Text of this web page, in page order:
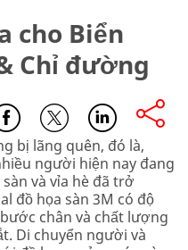
cho Biển
Chỉ đường
bị lãng quên, đó là,
người hiện nay đang
và vỉa hè đã trở
đồ họa sàn 3M có độ
chân và chất lượng
Di chuyển người và